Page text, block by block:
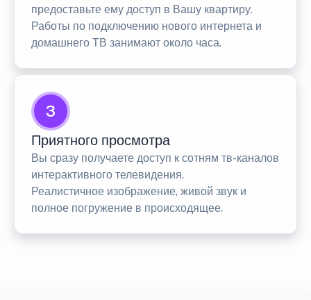
предоставьте ему доступ в Вашу квартиру.
Работы по подключению нового интернета и
домашнего ТВ занимают около часа.
3
Приятного просмотра
Вы сразу получаете доступ к сотням тв-каналов
интерактивного телевидения.
Реалистичное изображение, живой звук и
полное погружение в происходящее.